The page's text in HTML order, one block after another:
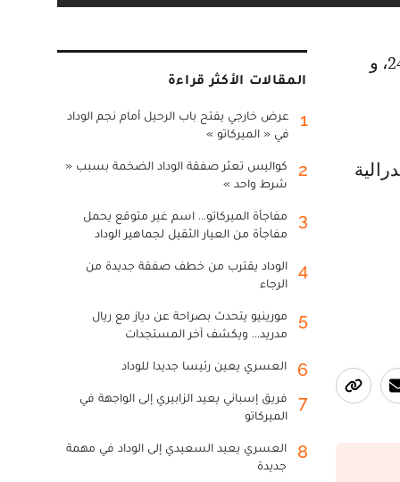
المقالات الأكثر قراءة
1
عرض خارجي يفتح باب الرحيل أمام نجم الوداد
في « الميركاتو »
2
كواليس تعثر صفقة الوداد الضخمة بسبب «
شرط واحد »
3
مفاجأة الميركاتو... اسم غير متوقع يحمل
مفاجأة من العيار الثقيل لجماهير الوداد
4
الوداد يقترب من خطف صفقة جديدة من
الرجاء
5
مورينيو يتحدث بصراحة عن دياز مع ريال
مدريد... ويكشف آخر المستجدات
6 العسري يعين رئيسا جديدا للوداد
7
فريق إسباني يعيد الزابيري إلى الواجهة في
الميركاتو
8
العسري يعيد السعيدي إلى الوداد في مهمة
جديدة